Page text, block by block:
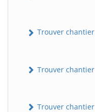
Trouver
Trouver
Trouver